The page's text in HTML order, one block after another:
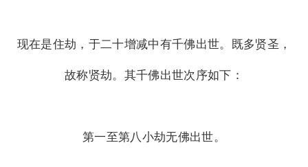
现在是住劫，于二十增减中有千佛出世。既多贤圣，
故称贤劫。其千佛出世次序如下：
第一至第八小劫无佛出世。